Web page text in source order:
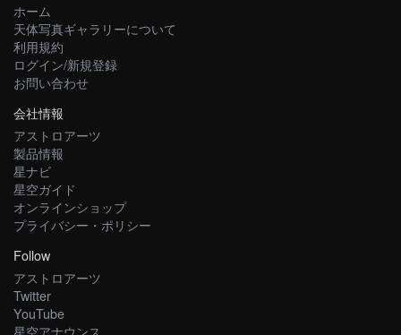
ホーム
天体写真ギャラリーについて
利用規約
ログイン/新規登録
お問い合わせ
会社情報
アストロアーツ
製品情報
星ナビ
星空ガイド
オンラインショップ
プライバシー・ポリシー
Follow
アストロアーツ
Twitter
YouTube
星空アナウンス